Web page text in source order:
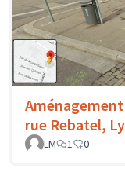
rue Rebatel,
LM
1 0